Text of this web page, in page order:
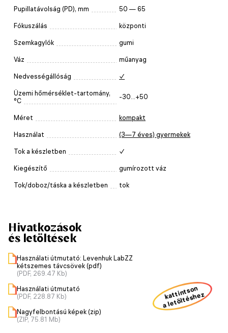
Pupillatávolság (PD), mm 50 — 65
Fókuszálás központi
Szemkagylók gumi
Váz műanyag
Nedvességállóság ✓
Üzemi hőmérséklet-tartomány,
°C
-30...+50
Méret kompakt
Használat (3—7 éves) gyermekek
Tok a készletben ✓
Kiegészítő gumírozott váz
Tok/doboz/táska a készletben tok
Hivatkozások
és letöltések
Használati útmutató: Levenhuk LabZZ
kétszemes távcsövek (pdf)
(PDF, 269.47 Kb)
Használati útmutató
(PDF, 228.87 Kb)
Nagyfelbontású képek (zip)
(ZIP, 75.81 Mb)
kattintson
a letöltéshez